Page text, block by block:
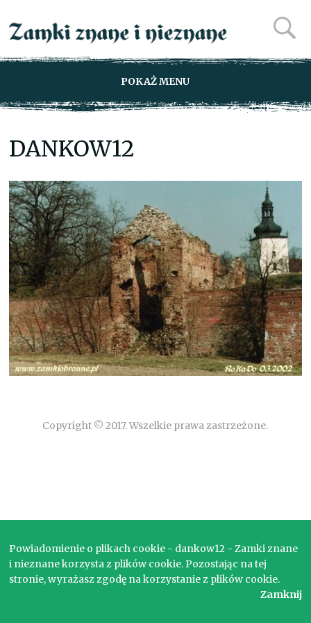
POKAŻ MENU
DANKOW12
Copyright © 2017. Wszelkie prawa zastrzeżone.
Powiadomienie o plikach cookie - dankow12 - Zamki znane
i nieznane korzysta z plików cookie. Pozostając na tej
stronie, wyrażasz zgodę na korzystanie z plików cookie.
Zamknij